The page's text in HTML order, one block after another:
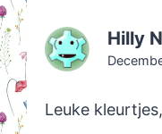
Hilly
Leuke